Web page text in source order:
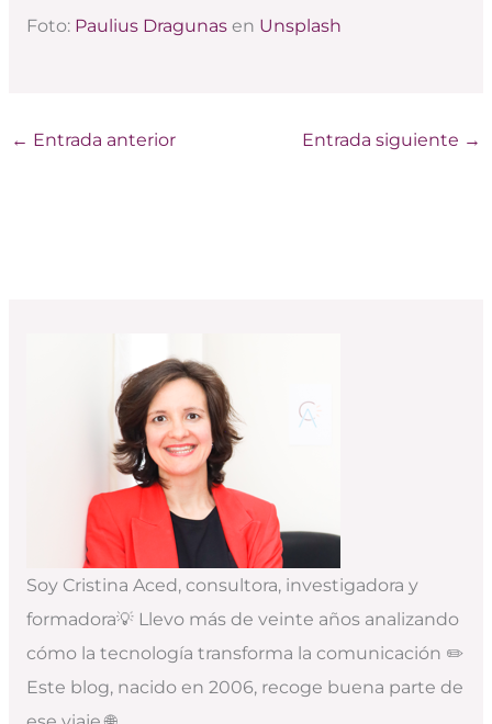
Foto: Paulius Dragunasen Unsplash
← Entrada anterior Entrada siguiente →
Soy Cristina Aced, consultora, investigadora y
formadora💡 Llevo más de veinte años analizando
cómo la tecnología transforma la comunicación ✏️
Este blog, nacido en 2006, recoge buena parte de